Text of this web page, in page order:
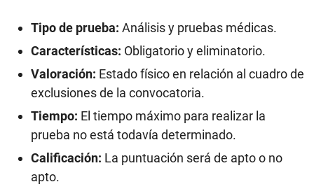
Tipo de prueba: Análisis y pruebas médicas.
Características: Obligatorio y eliminatorio.
Valoración: Estado físico en relación al cuadro de
exclusiones de la convocatoria.
Tiempo: El tiempo máximo para realizar la
prueba no está todavía determinado.
Calificación: La puntuación será de apto o no
apto.